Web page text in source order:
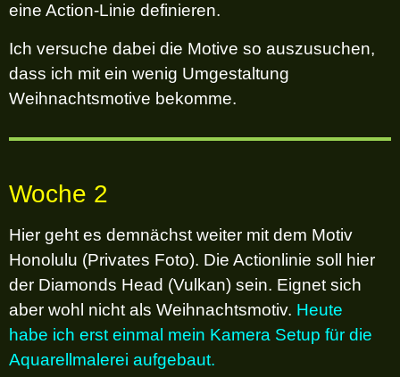
eine Action-Linie definieren.
Ich versuche dabei die Motive so auszusuchen,
dass ich mit ein wenig Umgestaltung
Weihnachtsmotive bekomme.
Woche 2
Hier geht es demnächst weiter mit dem Motiv
Honolulu (Privates Foto). Die Actionlinie soll hier
der Diamonds Head (Vulkan) sein. Eignet sich
aber wohl nicht als Weihnachtsmotiv. Heute
habe ich erst einmal mein Kamera Setup für die
Aquarellmalerei aufgebaut.